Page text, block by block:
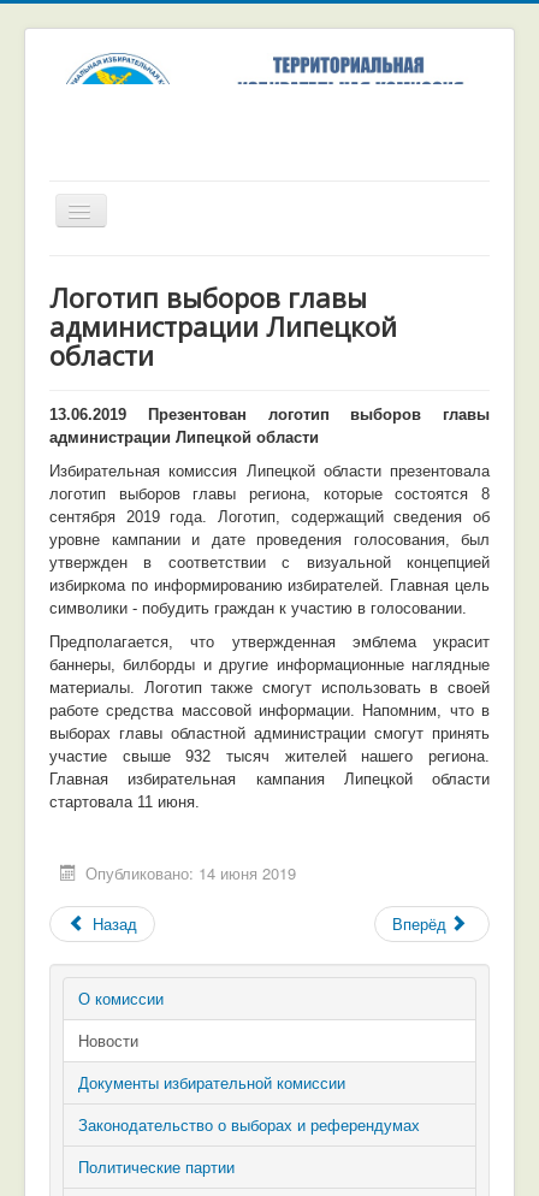
Включить/
Избирательные комиссии
Выборы и референдумы
Цифровые сервисы
Логотип выборов главы
администрации Липецкой
области
13.06.2019 Презентован логотип выборов главы
администрации Липецкой области
Избирательная комиссия Липецкой области презентовала
логотип выборов главы региона, которые состоятся 8
сентября 2019 года. Логотип, содержащий сведения об
уровне кампании и дате проведения голосования, был
утвержден в соответствии с визуальной концепцией
избиркома по информированию избирателей. Главная цель
символики - побудить граждан к участию в голосовании.
Предполагается, что утвержденная эмблема украсит
баннеры, билборды и другие информационные наглядные
материалы. Логотип также смогут использовать в своей
работе средства массовой информации. Напомним, что в
выборах главы областной администрации смогут принять
участие свыше 932 тысяч жителей нашего региона.
Главная избирательная кампания Липецкой области
стартовала 11 июня.
Опубликовано: 14 июня 2019
Назад Вперёд
О комиссии
Новости
Документы избирательной комиссии
Законодательство о выборах и референдумах
Политические партии